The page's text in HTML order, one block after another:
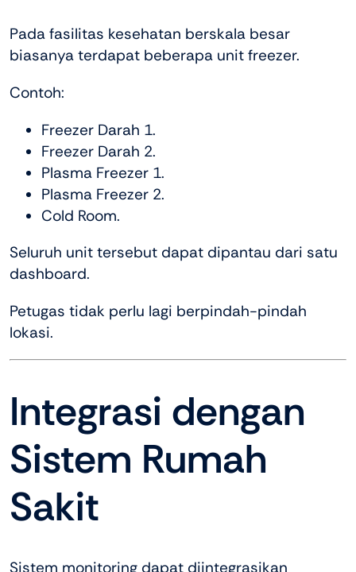
Pada fasilitas kesehatan berskala besar
biasanya terdapat beberapa unit freezer.
Contoh:
Freezer Darah 1.
Freezer Darah 2.
Plasma Freezer 1.
Plasma Freezer 2.
Cold Room.
Seluruh unit tersebut dapat dipantau dari satu
dashboard.
Petugas tidak perlu lagi berpindah-pindah
lokasi.
Integrasi dengan
Sistem Rumah
Sakit
Sistem monitoring dapat diintegrasikan